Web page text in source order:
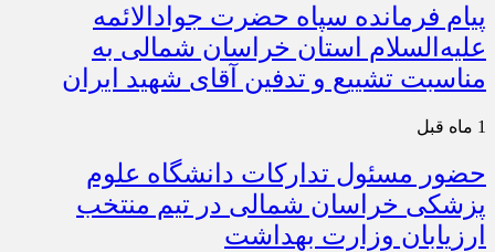
پیام فرمانده سپاه حضرت جوادالائمه
علیه‌السلام استان خراسان شمالی به
مناسبت تشییع و تدفین آقای شهید ایران
1 ماه قبل
حضور مسئول تدارکات دانشگاه علوم
پزشکی خراسان شمالی در تیم منتخب
ارزیابان وزارت بهداشت